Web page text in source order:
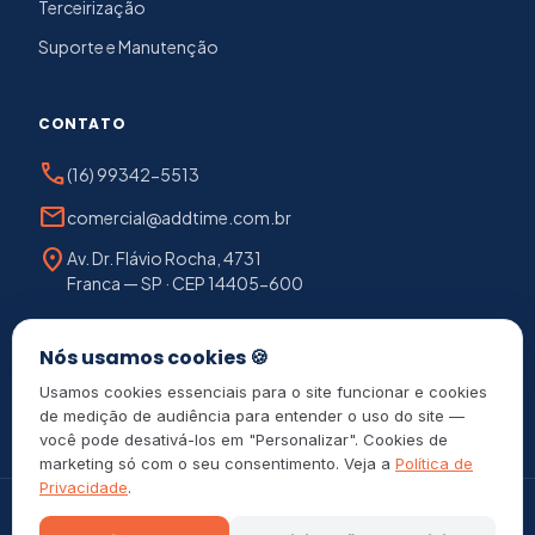
Terceirização
Suporte e Manutenção
CONTATO
phone(16) 99342-5513
mailcomercial@addtime.com.br
location_on Av. Dr. Flávio Rocha, 4731
Franca — SP · CEP 14405-600
chatFalar com consultor
©2026Add Time — Tecnologia em controle de ponto e
Nós usamos cookies 🍪
Usamos cookies essenciais para o site funcionar e cookies
de medição de audiência para entender o uso do site —
você pode desativá-los em "Personalizar". Cookies de
marketing só com o seu consentimento. Veja a Política de
Privacidade.